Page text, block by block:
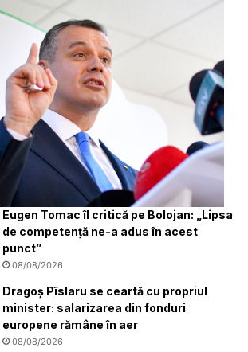
Eugen Tomac îl critică pe Bolojan: „Lipsa
de competență ne-a adus în acest
punct”
08/08/2026
Dragoș Pîslaru se ceartă cu propriul
minister: salarizarea din fonduri
europene rămâne în aer
08/08/2026